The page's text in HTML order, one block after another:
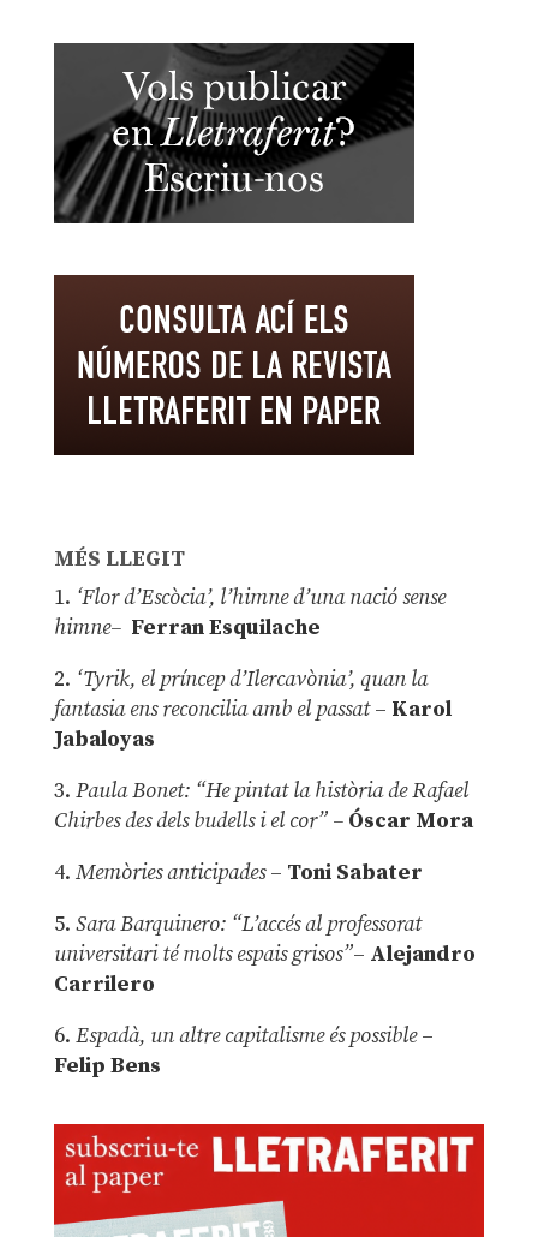
MÉS LLEGIT
1. ‘Flor d’Escòcia’, l’himne d’una nació sense
himne– Ferran Esquilache
2. ‘Tyrik, el príncep d’Ilercavònia’, quan la
fantasia ens reconcilia amb el passat– Karol
Jabaloyas
3. Paula Bonet: “He pintat la història de Rafael
Chirbes des dels budells i el cor” –Óscar Mora
4. Memòries anticipades– Toni Sabater
5. Sara Barquinero: “L’accés al professorat
universitari té molts espais grisos”– Alejandro
Carrilero
6. Espadà, un altre capitalisme és possible –
Felip Bens